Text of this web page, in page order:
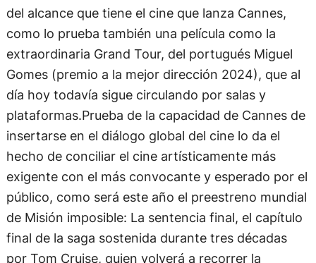
como lo prueba también una película como la
extraordinaria Grand Tour, del portugués Miguel
Gomes (premio a la mejor dirección 2024), que al
día hoy todavía sigue circulando por salas y
plataformas.Prueba de la capacidad de Cannes de
insertarse en el diálogo global del cine lo da el
hecho de conciliar el cine artísticamente más
exigente con el más convocante y esperado por el
público, como será este año el preestreno mundial
de Misión imposible: La sentencia final, el capítulo
final de la saga sostenida durante tres décadas
por Tom Cruise, quien volverá a recorrer la
alfombra roja del festival como ya lo había hecho